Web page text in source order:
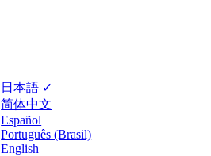
日本語 ✓
简体中文
Español
Português (Brasil)
English